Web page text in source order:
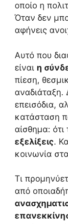
οποίο η
Όταν δεν
αφήνεις
Αυτό που
είναι η
πίεση,
αναδιάταξη.
επεισόδια,
κατάσταση
αίσθημα:
εξελίξεις.
κοινωνία
Τι
από